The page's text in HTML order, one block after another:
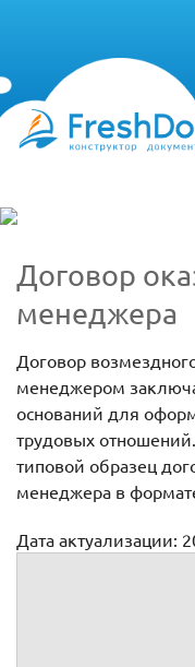
Договор
менеджера
Договор
менеджером
оснований для
трудовых
типовой образец
менеджера в
Дата актуализации: